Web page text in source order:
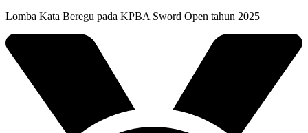
Lomba Kata Beregu pada KPBA Sword Open tahun 2025